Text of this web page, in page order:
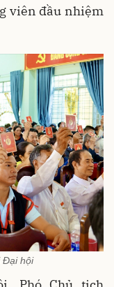
viên đầu nhiệm
Đại hội